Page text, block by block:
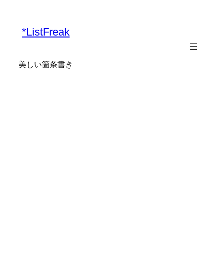
*ListFreak
美しい箇条書き